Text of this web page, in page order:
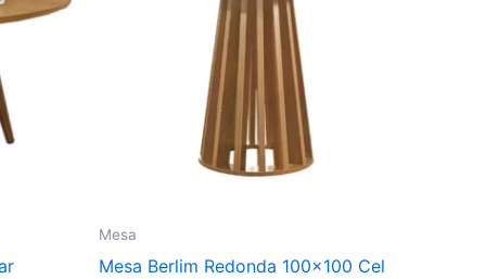
Mesa
Mesa Berlim Redonda 100×100 Cel